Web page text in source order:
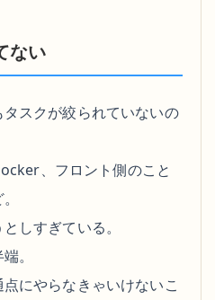
ない
スクが絞られていないの
、フロント側のこと
しすぎている。
。
にやらなきゃいけないこ